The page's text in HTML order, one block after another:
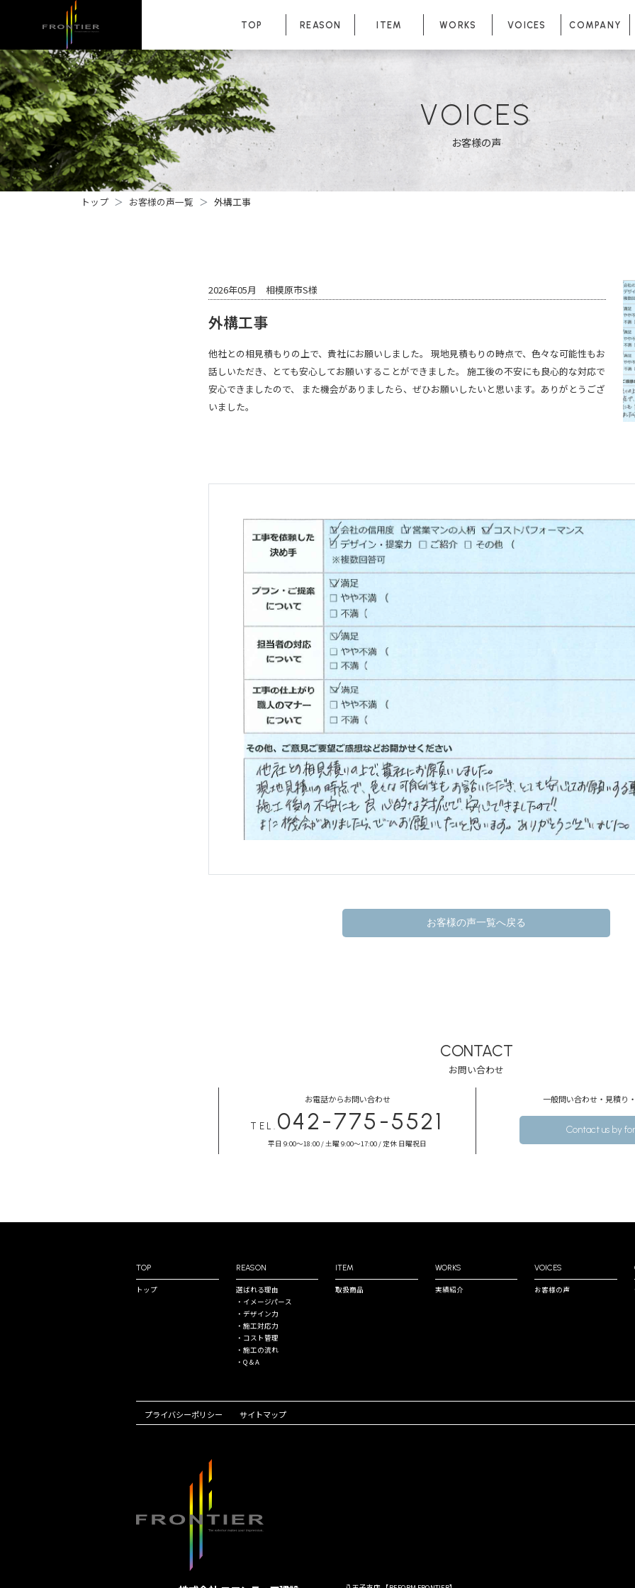
TOP REASON ITEM WORKS VOICES COMPANY
VOICES
お客様の声
トップ お客様の声一覧 外構工事
2026年05月 相模原市S様
外構工事
他社との相見積もりの上で、貴社にお願いしました。 現地見積もりの時点で、色々な可能性もお
話しいただき、とても安心してお願いすることができました。 施工後の不安にも良心的な対応で
安心できましたので、 また機会がありましたら、ぜひお願いしたいと思います。ありがとうござ
いました。
お客様の声一覧へ戻る
CONTACT
お問い合わせ
お電話からお問い合わせ
TEL. 042-775-5521
平日 9:00～18:00 / 土曜 9:00～17:00 / 定休 日曜祝日
⼀般問い合わせ・⾒積り
Contact us by
TOP
トップ
REASON
選ばれる理由
・イメージパース
・デザイン⼒
・施⼯対応⼒
・コスト管理
・施⼯の流れ
・Q＆A
ITEM
取扱商品
WORKS
実績紹介
VOICES
お客様の声
プライバシーポリシー サイトマップ